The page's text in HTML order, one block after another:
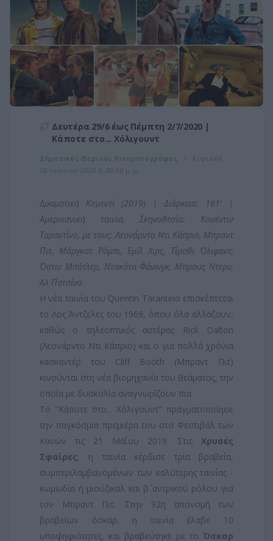
Δευτέρα 29/6 έως Πέμπτη 2/7/2020 |
Κάποτε στο... Χόλιγουντ
Δημοτικός Θερινός Κινηματογράφος
Κυριακή
Δραματική Κομεντί (2019) | Διάρκεια: 161' |
Aμερικανική ταινία, Σκηνοθεσία: Κουέντιν
Ταραντίνο, με τους: Λεονάρντο Ντι Κάπριο, Μπραντ
Πιτ, Μάργκοτ Ρόμπι, Εμίλ Χιρς, Τίμοθι Όλιφαντ,
Όστιν Μπάτλερ, Ντακότα Φάνινγκ, Μπρους Ντερν,
Αλ Πατσίνο
Η νέα ταινία του Quentin Tarantino επισκέπτεται
το Λος Άντζελες του 1969, όπου όλα αλλάζουν,
καθώς ο τηλεοπτικός αστέρας Rick Dalton
(Λεονάρντο Ντι Κάπριο) και ο για πολλά χρόνια
κασκαντέρ του Cliff Booth (Μπραντ Πιτ)
κινούνται στη νέα βιομηχανία του θεάματος, την
οποία με δυσκολία αναγνωρίζουν πια.
Το "Κάποτε στο... Χόλιγουντ" πραγματοποίησε
την παγκόσμια πρεμιέρα του στο Φεστιβάλ των
Κανών τις 21 Μαΐου 2019. Στις Χρυσές
Σφαίρες, η ταινία κέρδισε τρία βραβεία,
συμπεριλαμβανομένων των καλύτερης ταινίας -
κωμωδία ή μιούζικαλ και β΄ αντρικού ρόλου για
τον Μπραντ Πιτ. Στην 92η απονομή των
βραβείων όσκαρ, η ταινία έλαβε 10
υποψηφιότητες, και βραβεύτηκε με το Όσκαρ